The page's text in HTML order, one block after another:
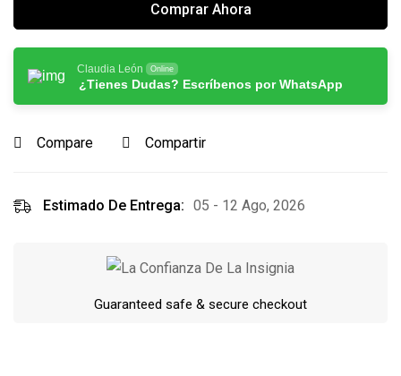
Comprar Ahora
Claudia León Online
¿Tienes Dudas? Escríbenos por WhatsApp
Compare Compartir
Estimado De Entrega: 05 - 12 Ago, 2026
Guaranteed safe & secure checkout